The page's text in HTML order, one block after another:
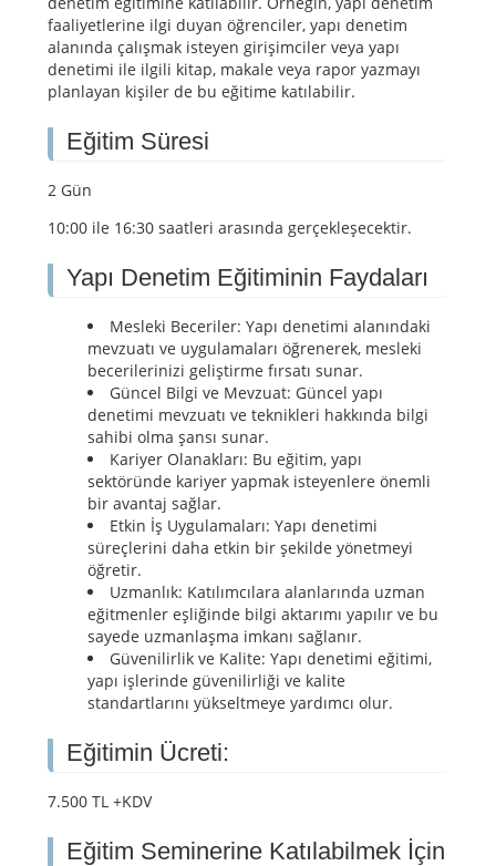
faaliyetlerine ilgi duyan öğrenciler, yapı denetim
alanında çalışmak isteyen girişimciler veya yapı
denetimi ile ilgili kitap, makale veya rapor yazmayı
planlayan kişiler de bu eğitime katılabilir.
Eğitim Süresi
2 Gün
10:00 ile 16:30 saatleri arasında gerçekleşecektir.
Yapı Denetim Eğitiminin Faydaları
Mesleki Beceriler: Yapı denetimi alanındaki
mevzuatı ve uygulamaları öğrenerek, mesleki
becerilerinizi geliştirme fırsatı sunar.
Güncel Bilgi ve Mevzuat: Güncel yapı
denetimi mevzuatı ve teknikleri hakkında bilgi
sahibi olma şansı sunar.
Kariyer Olanakları: Bu eğitim, yapı
sektöründe kariyer yapmak isteyenlere önemli
bir avantaj sağlar.
Etkin İş Uygulamaları: Yapı denetimi
süreçlerini daha etkin bir şekilde yönetmeyi
öğretir.
Uzmanlık: Katılımcılara alanlarında uzman
eğitmenler eşliğinde bilgi aktarımı yapılır ve bu
sayede uzmanlaşma imkanı sağlanır.
Güvenilirlik ve Kalite: Yapı denetimi eğitimi,
yapı işlerinde güvenilirliği ve kalite
standartlarını yükseltmeye yardımcı olur.
Eğitimin Ücreti:
7.500 TL +KDV
Eğitim Seminerine Katılabilmek İçin